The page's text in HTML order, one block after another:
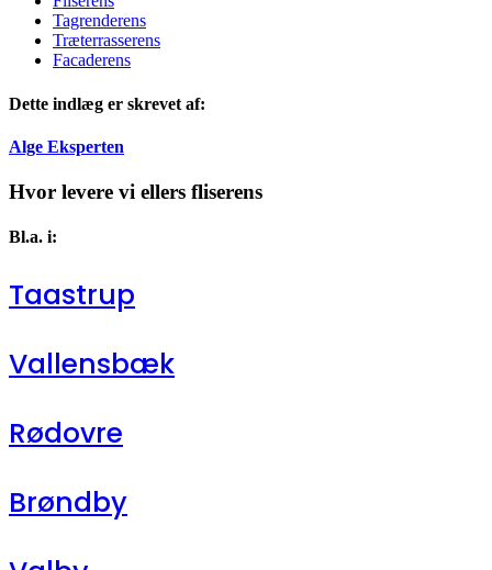
Tagrenderens
Træterrasserens
Facaderens
Dette indlæg er skrevet af:
Alge Eksperten
Hvor levere vi ellers fliserens
Bl.a. i:
Taastrup
Vallensbæk
Rødovre
Brøndby